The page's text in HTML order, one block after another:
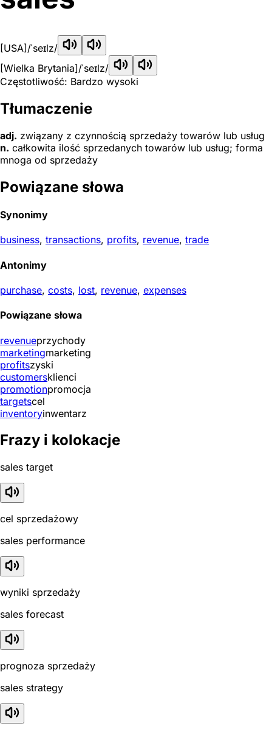
[USA] /ˈseɪlz/
[Wielka Brytania]/ˈseɪlz/
Częstotliwość: Bardzo wysoki
Tłumaczenie
adj. związany z czynnością sprzedaży towarów lub usług
n. całkowita ilość sprzedanych towarów lub usług; forma
mnoga od sprzedaży
Powiązane słowa
Synonimy
business, transactions, profits, revenue, trade
Antonimy
purchase, costs, lost, revenue, expenses
Powiązane słowa
revenueprzychody
marketingmarketing
profitszyski
customersklienci
promotionpromocja
targetscel
inventoryinwentarz
Frazy i kolokacje
sales target
cel sprzedażowy
sales performance
wyniki sprzedaży
sales forecast
prognoza sprzedaży
sales strategy